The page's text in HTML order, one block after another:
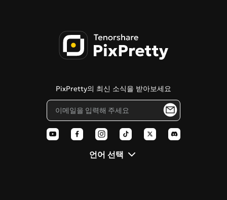
PixPretty의 최신 소식을 받아보세요
언어 선택
이미지 → 스케치
치비 캐릭터 생성
픽사 스타일 필터
AI 폴라로이드
Tenorshare AI 이미지 감지기
PDNob 온라인 에디터